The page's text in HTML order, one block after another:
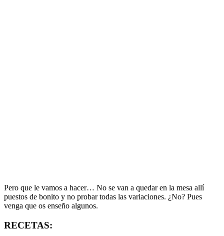
Pero que le vamos a hacer… No se van a quedar en la mesa allí
puestos de bonito y no probar todas las variaciones. ¿No? Pues
venga que os enseño algunos.
RECETAS: